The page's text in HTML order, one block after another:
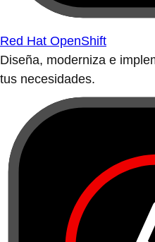
Red Hat OpenShift
Diseña, moderniza e
tus necesidades.